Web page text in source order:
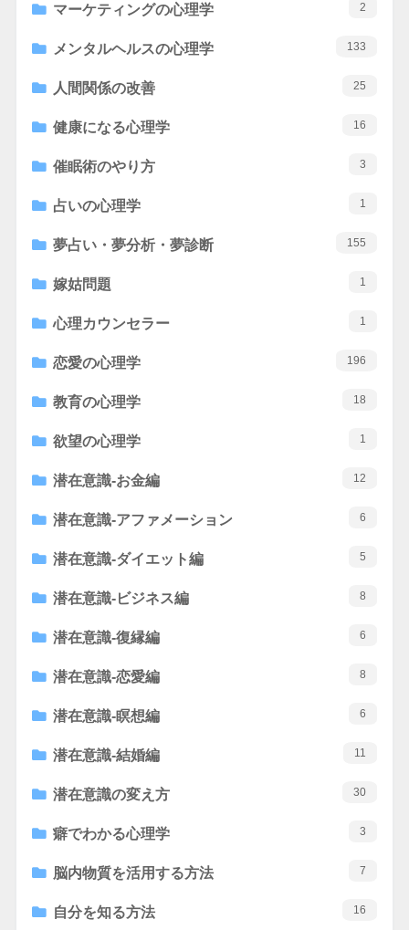
マーケティングの心理学 2
メンタルヘルスの心理学 133
人間関係の改善 25
健康になる心理学 16
催眠術のやり方 3
占いの心理学 1
夢占い・夢分析・夢診断 155
嫁姑問題 1
心理カウンセラー 1
恋愛の心理学 196
教育の心理学 18
欲望の心理学 1
潜在意識-お金編 12
潜在意識-アファメーション 6
潜在意識-ダイエット編 5
潜在意識-ビジネス編 8
潜在意識-復縁編 6
潜在意識-恋愛編 8
潜在意識-瞑想編 6
潜在意識-結婚編 11
潜在意識の変え方 30
癖でわかる心理学 3
脳内物質を活用する方法 7
自分を知る方法 16